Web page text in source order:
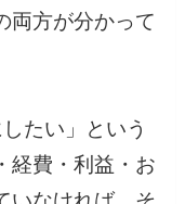
両方が分かって
たい」という
経費・利益・お